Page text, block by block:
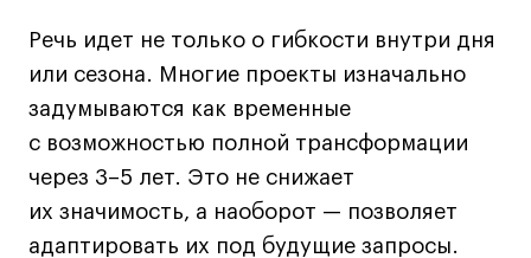
Речь идет не только о гибкости внутри дня
или сезона. Многие проекты изначально
задумываются как временные
с возможностью полной трансформации
через 3–5 лет. Это не снижает
их значимость, а наоборот — позволяет
адаптировать их под будущие запросы.